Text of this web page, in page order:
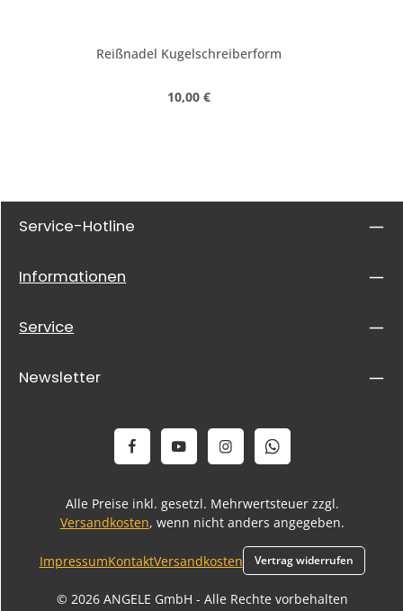
Reißnadel Kugelschreiberform
Regulärer Preis:
10,00 €
Service-Hotline
Informationen
Service
Newsletter
Alle Preise inkl. gesetzl. Mehrwertsteuer zzgl.
Versandkosten, wenn nicht anders angegeben.
© 2026 ANGELE GmbH - Alle Rechte vorbehalten
ImpressumKontaktVersandkosten Vertrag widerrufen